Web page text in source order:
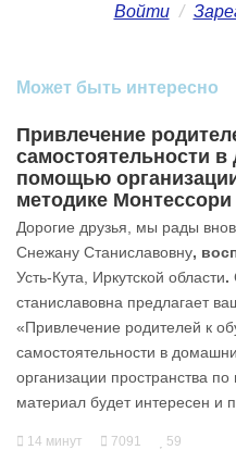
Войти /
Может быть интересно
Привлечение
самостоятельности
помощью
методике Монтессори
Дорогие друзья, мы рады
Снежану Станиславовну,
Усть-Кута, Иркутской области.
станиславовна предлагает
«Привлечение родителей к
самостоятельности в
организации пространства
материал будет интересен и
14 минут 7091 59